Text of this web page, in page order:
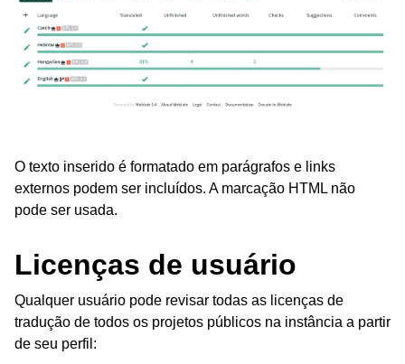
O texto inserido é formatado em parágrafos e links
externos podem ser incluídos. A marcação HTML não
pode ser usada.
Licenças de usuário
Qualquer usuário pode revisar todas as licenças de
tradução de todos os projetos públicos na instância a partir
de seu perfil: